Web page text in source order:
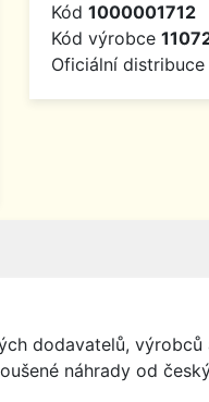
Kód 1000001712
Kód výrobce
Oficiální
dodavatelů,
náhrady od